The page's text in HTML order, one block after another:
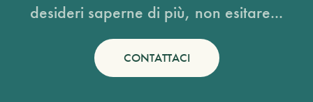
desideri saperne di più, non esitare...
CONTATTACI